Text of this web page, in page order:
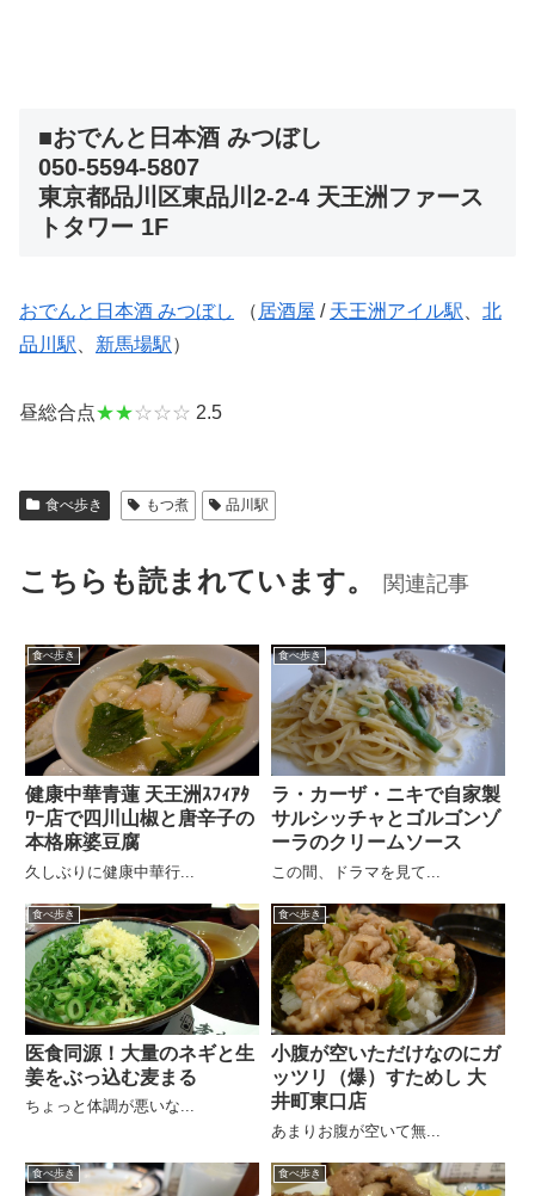
■おでんと日本酒 みつぼし
050-5594-5807
東京都品川区東品川2-2-4 天王洲ファース
トタワー 1F
おでんと日本酒 みつぼし （ 居酒屋 / 天王洲アイル駅
北
品川駅
新馬場駅）
昼総合点★★☆☆☆ 2.5
食べ歩き もつ煮 品川駅
こちらも読まれています。 関連記事
食べ歩き
健康中華青蓮 天王洲ｽﾌｨｱﾀ
ﾜｰ店で四川山椒と唐辛子の
本格麻婆豆腐
久しぶりに健康中華行...
食べ歩き
ラ・カーザ・ニキで自家製
サルシッチャとゴルゴンゾ
ーラのクリームソース
この間、ドラマを見て...
食べ歩き
医食同源！大量のネギと生
姜をぶっ込む麦まる
ちょっと体調が悪いな...
食べ歩き
小腹が空いただけなのにガ
ッツリ（爆）すためし 大
井町東口店
あまりお腹が空いて無...
食べ歩き 食べ歩き